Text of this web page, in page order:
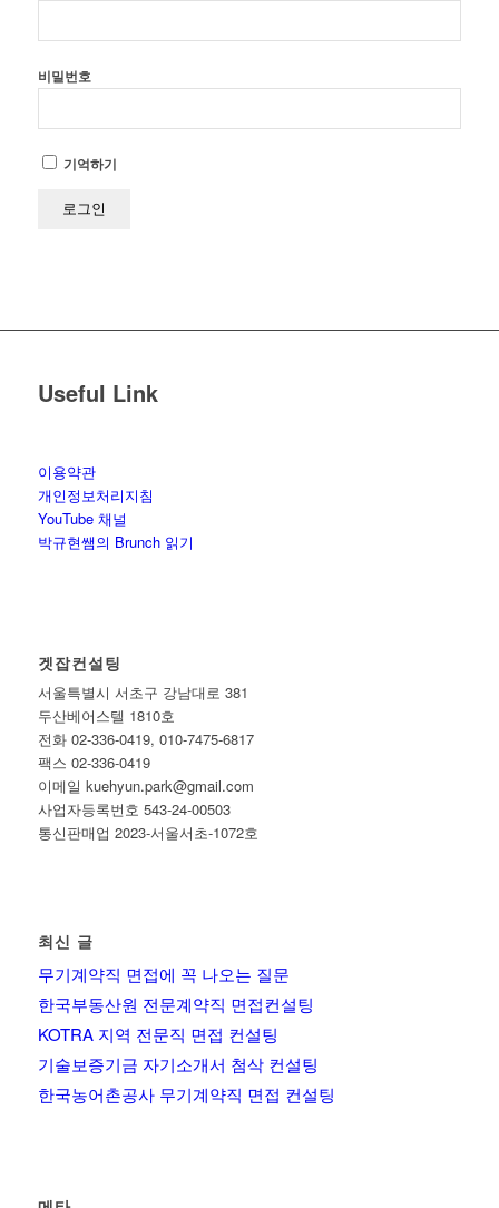
비밀번호
기억하기
Useful Link
이용약관
개인정보처리지침
YouTube 채널
박규현쌤의 Brunch 읽기
겟잡컨설팅
서울특별시 서초구 강남대로 381
두산베어스텔 1810호
전화 02-336-0419, 010-7475-6817
팩스 02-336-0419
이메일 kuehyun.park@gmail.com
사업자등록번호 543-24-00503
통신판매업 2023-서울서초-1072호
최신 글
무기계약직 면접에 꼭 나오는 질문
한국부동산원 전문계약직 면접컨설팅
KOTRA 지역 전문직 면접 컨설팅
기술보증기금 자기소개서 첨삭 컨설팅
한국농어촌공사 무기계약직 면접 컨설팅